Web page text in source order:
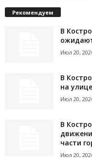
Рекомендуем
В
Июл 20,
В
на
Июл 20,
В
части
Июл 20,